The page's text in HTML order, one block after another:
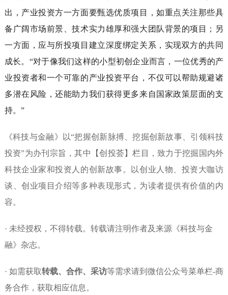
出，产业投资方一方面要甄选优质项目，如重点关注那些具
备广阔市场前景、技术实力雄厚和强大团队背景的项目；另
一方面，应与所投项目建立深度绑定关系，实现双方的共同
成长。“对于像我们这样的小型初创企业而言，一位优秀的产
业投资者和一个可靠的产业投资平台，不仅可以帮助规避诸
多潜在风险，还能助力我们获得更多来自国家政策层面的支
持。”
《科技与金融》以“把握创新脉搏、挖掘创新故事、引领科技
投资”为办刊宗旨，其中【创投荟】栏目，致力于挖掘国内外
科技企业家和投资人的创新故事。以创业人物、投资大咖访
谈、创业项目介绍等多种表现形式，为读者提供有价值的内
容。
· 未经授权，不得转载。转载请注明作者及来源《科技与金
融》杂志。
· 如需获取转载、合作、采访等需求请到微信公众号菜单栏-商
务合作，获取相应信息。